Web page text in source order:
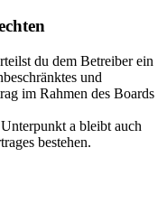
du dem Betreiber ein
und
im Rahmen des Boards
a bleibt auch
bestehen.